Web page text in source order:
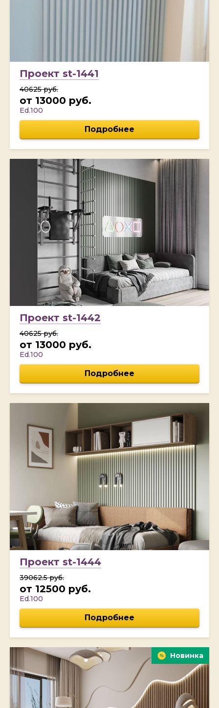
Проект st-1441
40625 руб.
от 13000 руб.
Ed.100
Подробнее
Проект st-1442
40625 руб.
от 13000 руб.
Ed.100
Подробнее
Проект st-1444
39062.5 руб.
от 12500 руб.
Ed.100
Подробнее
Новинка